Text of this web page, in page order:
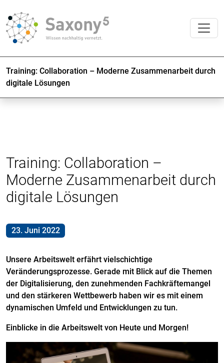
Training: Collaboration – Moderne Zusammenarbeit durch
digitale Lösungen
Training: Collaboration –
Moderne Zusammenarbeit durch
digitale Lösungen
23. Juni 2022
Unsere Arbeitswelt erfährt vielschichtige
Veränderungsprozesse. Gerade mit Blick auf die Themen
der Digitalisierung, den zunehmenden Fachkräftemangel
und den stärkeren Wettbewerb haben wir es mit einem
dynamischen Umfeld und Entwicklungen zu tun.
Einblicke in die Arbeitswelt von Heute und Morgen!